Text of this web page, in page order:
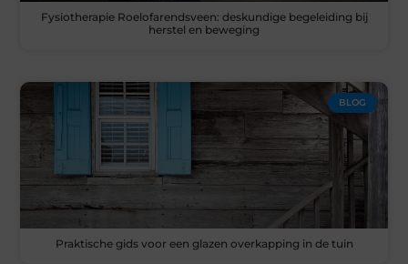
Fysiotherapie Roelofarendsveen: deskundige begeleiding bij
herstel en beweging
BLOG
Praktische gids voor een glazen overkapping in de tuin